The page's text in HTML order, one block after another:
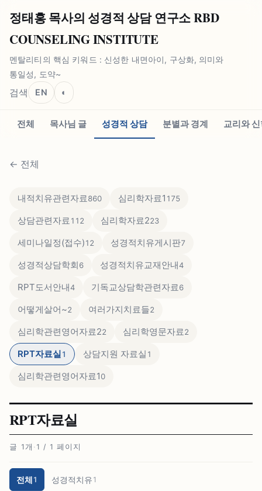
정태홍 목사의 성경적 상담 연구소 RBD
COUNSELING INSTITUTE
멘탈리티의 핵심 키워드 : 신성한 내면아이, 구상화, 의미와
통일성, 도약~
검색 EN ◐
전체 목사님 글 성경적 상담 분별과 경계 교리와
← 전체
내적치유관련자료860 심리학자료1 175
상담관련자료112 심리학자료223
세미나일정(접수)12 성경적치유게시판7
성경적상담학회6 성경적치유교재안내4
RPT도서안내4 기독교상담학관련자료6
어떻게살어~2 여러가지치료들2
심리학관련영어자료22 심리학영문자료2
RPT자료실1 상담지원 자료실 1
심리학관련영어자료10
RPT자료실
글 1개 · 1 / 1 페이지
전체 1 성경적치유 1